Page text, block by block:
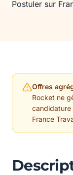
Postuler sur
Offres
Rocket ne
candidature
France